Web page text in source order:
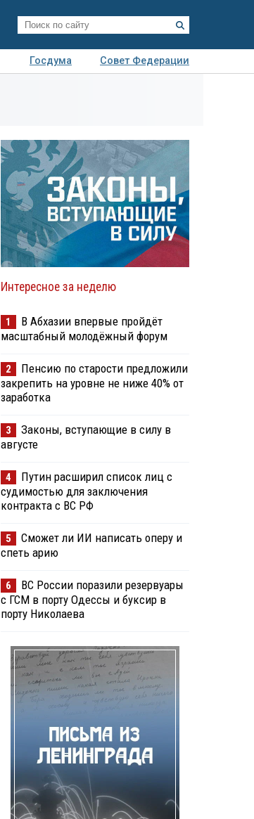
Госдума
Совет Федерации
Интересное за неделю
1
В Абхазии впервые пройдёт
масштабный молодёжный форум
2
Пенсию по старости предложили
закрепить на уровне не ниже 40% от
заработка
3
Законы, вступающие в силу в
августе
4
Путин расширил список лиц с
судимостью для заключения
контракта с ВС РФ
5
Сможет ли ИИ написать оперу и
спеть арию
6
ВС России поразили резервуары
с ГСМ в порту Одессы и буксир в
порту Николаева